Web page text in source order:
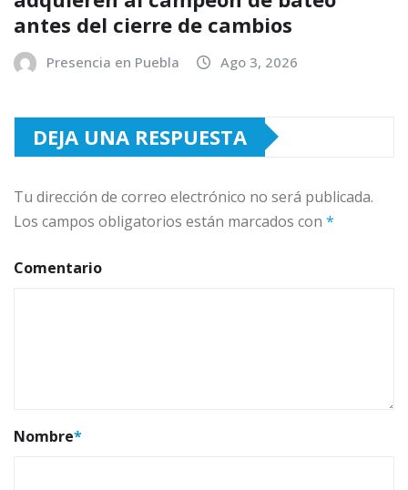
antes del cierre de cambios
Presencia en Puebla Ago 3, 2026
DEJA UNA RESPUESTA
Tu dirección de correo electrónico no será publicada.
Los campos obligatorios están marcados con *
Comentario
Nombre*